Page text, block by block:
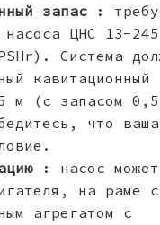
запас
:
насоса ЦНС 13-245
Система
кавитационный
м (с запасом
что
: насос может
на раме с
агрегатом с